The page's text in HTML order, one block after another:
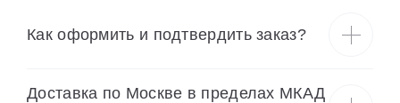
Как оформить и подтвердить заказ?
Доставка по Москве в пределах МКАД